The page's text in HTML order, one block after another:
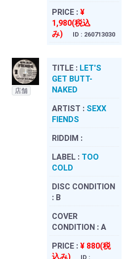
PRICE : ¥
1,980(税込
み)
ID : 260713030
店舗
TITLE : LET'S
GET BUTT-
NAKED
ARTIST : SEXX
FIENDS
RIDDIM :
LABEL : TOO
COLD
DISC CONDITION
: B
COVER
CONDITION : A
PRICE : ¥ 880(税
込み)
ID :